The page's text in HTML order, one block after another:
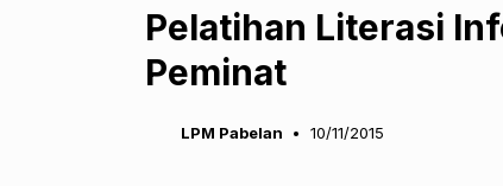
Pelatihan Literasi
Peminat
LPM Pabelan 10/11/2015